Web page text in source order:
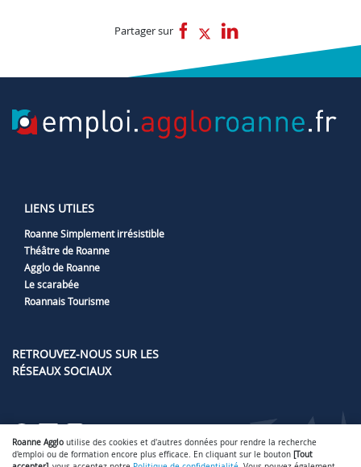
Partager sur
LIENS UTILES
Roanne Simplement irrésistible
Théâtre de Roanne
Agglo de Roanne
Le scarabée
Roannais Tourisme
RETROUVEZ-NOUS SUR LES
RÉSEAUX SOCIAUX
Roanne Agglo utilise des cookies et d'autres données pour rendre la recherche
d'emploi ou de formation encore plus efficace. En cliquant sur le bouton [Tout